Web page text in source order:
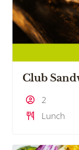
Club
2
Lunch